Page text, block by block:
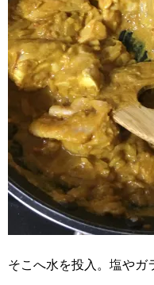
そこへ水を投入。塩やガ